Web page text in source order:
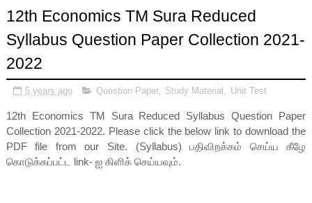
12th Economics TM Sura Reduced
Syllabus Question Paper Collection 2021-
2022
5 years ago Question Paper, Study Material Unit Test
12th Economics TM Sura Reduced Syllabus Question Paper
Collection 2021-2022. Please click the below link to download the
PDF file from our Site. (Syllabus) பதிவிறக்கம் செய்ய கீழே
கொடுக்கப்பட்ட link- ஐ கிளிக் செய்யவும்.